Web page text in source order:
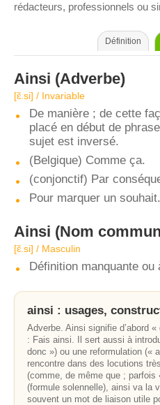
rédacteurs, professionnels ou
Définition
Ainsi (Adverbe)
[ɛ̃.si] / Invariable
De manière ; de cette
placé en début de
sujet est inversé.
(Belgique) Comme ça.
(conjonctif) Par
Pour marquer un souhait.
Ainsi (Nom
[ɛ̃.si] / Masculin
Définition manquante
ainsi : usages,
Adverbe. Ainsi signifie d’abord
: Fais ainsi. Il sert aussi à
donc ») ou une reformulation («
rencontre dans des locutions
(comme, de même que ; parfois
(formule solennelle), ainsi va la
souvent un mot de liaison utile